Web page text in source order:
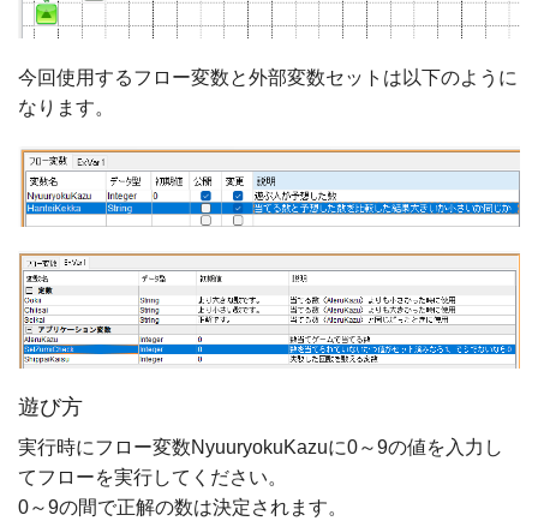
今回使用するフロー変数と外部変数セットは以下のように
なります。
遊び方
実行時にフロー変数NyuuryokuKazuに0～9の値を入力し
てフローを実行してください。
0～9の間で正解の数は決定されます。